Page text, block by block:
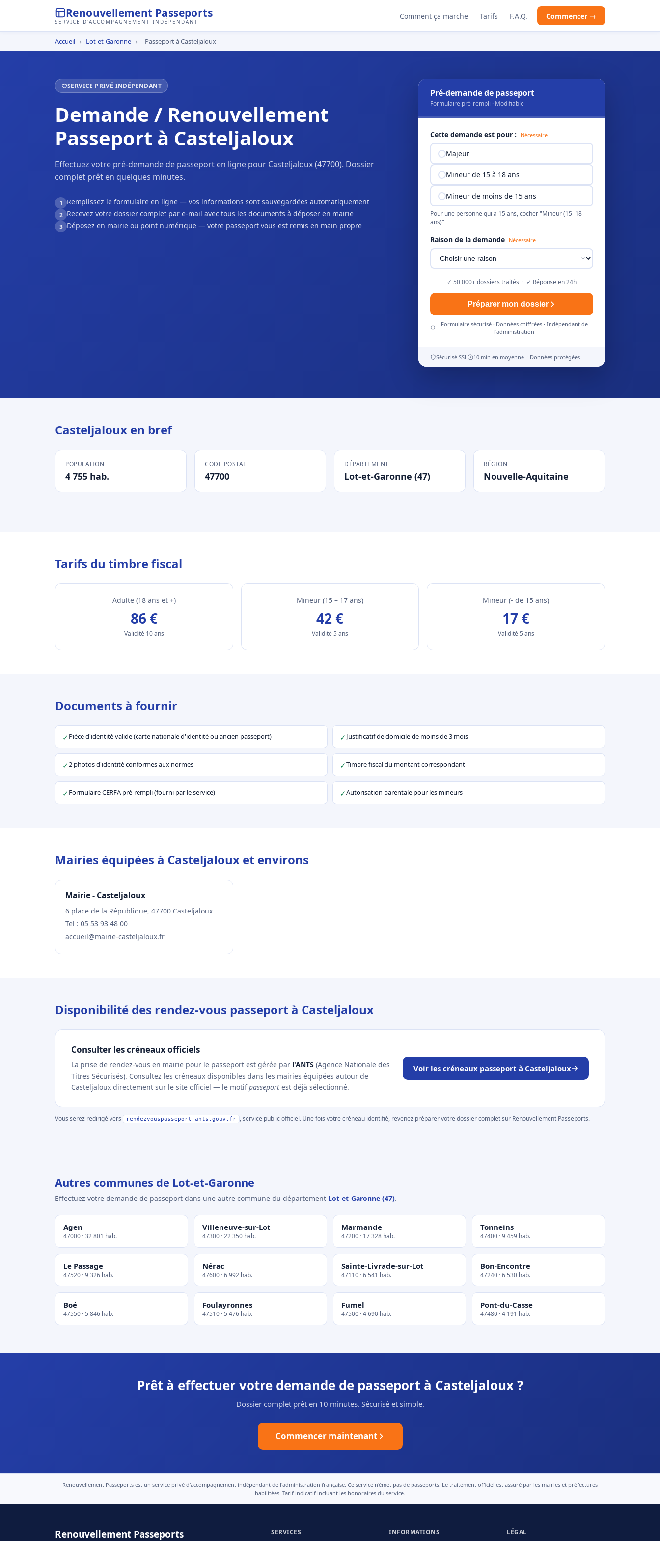
Renouvellement Passeports
SERVICE D'ACCOMPAGNEMENT INDÉPENDANT
Comment ça marche Tarifs F.A.Q. Commencer →
Accueil › Lot-et-Garonne › Passeport à Casteljaloux
SERVICE PRIVÉ INDÉPENDANT
Demande / Renouvellement
Passeport à Casteljaloux
Effectuez votre pré-demande de passeport en ligne pour Casteljaloux (47700). Dossier
complet prêt en quelques minutes.
1 Remplissez le formulaire en ligne — vos informations sont sauvegardées automatiquement
2 Recevez votre dossier complet par e-mail avec tous les documents à déposer en mairie
3 Déposez en mairie ou point numérique — votre passeport vous est remis en main propre
Pré-demande de passeport
Formulaire pré-rempli · Modifiable
Cette demande est pour : Nécessaire
Majeur
Mineur de 15 à 18 ans
Mineur de moins de 15 ans
Pour une personne qui a 15 ans, cocher "Mineur (15–18
ans)"
Raison de la demande Nécessaire
✓ 50 000+ dossiers traités · ✓ Réponse en 24h
Préparer mon dossier
Formulaire sécurisé · Données chiffrées · Indépendant de
l'administration
Sécurisé SSL 10 min en moyenne Données protégées
Casteljaloux en bref
POPULATION
4 755 hab.
CODE POSTAL
47700
DÉPARTEMENT
Lot-et-Garonne (47)
RÉGION
Nouvelle-Aquitaine
Tarifs du timbre fiscal
Adulte (18 ans et +)
86 €
Validité 10 ans
Mineur (15 – 17 ans)
42 €
Validité 5 ans
Mineur (- de 15 ans)
17 €
Validité 5 ans
Documents à fournir
✓ Pièce d'identité valide (carte nationale d'identité ou ancien passeport) ✓Justificatif de domicile de moins de 3 mois
✓2 photos d'identité conformes aux normes ✓Timbre fiscal du montant correspondant
✓ Formulaire CERFA pré-rempli (fourni par le service) ✓Autorisation parentale pour les mineurs
Mairies équipées à Casteljaloux et environs
Mairie - Casteljaloux
6 place de la République, 47700 Casteljaloux
Tel : 05 53 93 48 00
accueil@mairie-casteljaloux.fr
Disponibilité des rendez-vous passeport à Casteljaloux
Consulter les créneaux officiels
La prise de rendez-vous en mairie pour le passeport est gérée par l'ANTS (Agence Nationale des
Titres Sécurisés). Consultez les créneaux disponibles dans les mairies équipées autour de
Casteljaloux directement sur le site officiel — le motifpasseport est déjà sélectionné.
Voir les créneaux passeport à Casteljaloux
Vous serez redirigé vers rendezvouspasseport.ants.gouv.fr , service public officiel. Une fois votre créneau identifié, revenez préparer votre dossier complet sur Renouvellement Passeports.
Autres communes de Lot-et-Garonne
Effectuez votre demande de passeport dans une autre commune du département Lot-et-Garonne (47).
Agen
47000 · 32 801 hab.
Villeneuve-sur-Lot
47300 · 22 350 hab.
Marmande
47200 · 17 328 hab.
Tonneins
47400 · 9 459 hab.
Le Passage
47520 · 9 326 hab.
Nérac
47600 · 6 992 hab.
Sainte-Livrade-sur-Lot
47110 · 6 541 hab.
Bon-Encontre
47240 · 6 530 hab.
Boé
47550 · 5 846 hab.
Foulayronnes
47510 · 5 476 hab.
Fumel
47500 · 4 690 hab.
Pont-du-Casse
47480 · 4 191 hab.
Prêt à effectuer votre demande de passeport à Casteljaloux ?
Dossier complet prêt en 10 minutes. Sécurisé et simple.
Commencer maintenant
Renouvellement Passeports est un service privé d'accompagnement indépendant de l'administration française. Ce service n'émet pas de passeports. Le traitement officiel est assuré par les mairies et préfectures
habilitées. Tarif indicatif incluant les honoraires du service.
Renouvellement Passeports SERVICES INFORMATIONS LÉGAL